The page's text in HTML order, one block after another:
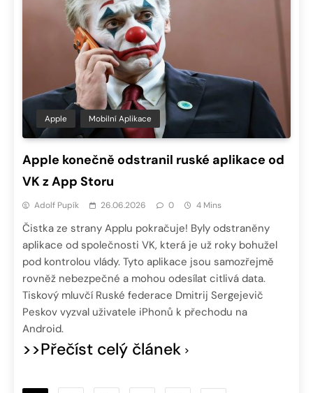
Apple Mobilní Aplikace
Apple konečně odstranil ruské aplikace od
VK z App Storu
Adolf Pupík 26.06.2026 0 4 Mins
Čistka ze strany Applu pokračuje! Byly odstraněny
aplikace od společnosti VK, která je už roky bohužel
pod kontrolou vlády. Tyto aplikace jsou samozřejmě
rovněž nebezpečné a mohou odesílat citlivá data.
Tiskový mluvčí Ruské federace Dmitrij Sergejevič
Peskov vyzval uživatele iPhonů k přechodu na
Android.
>>Přečíst celý článek